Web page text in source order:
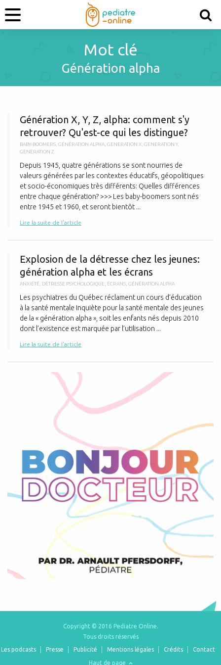
Mot clé
Génération alpha
Génération X, Y, Z, alpha: comment s'y
retrouver? Qu'est-ce qui les distingue?
BABY-BOOMERS GÉNÉRATION ALPHA GENERATION X GENERATION Y,
GENERATION Z
Depuis 1945, quatre générations se sont nourries de
valeurs générées par les contextes éducatifs, géopolitiques
et socio-économiques très différents: Quelles différences
entre chaque génération? >>> Les baby-boomers sont nés
entre 1945 et 1960, et seront bientôt ...
Lire la suite de l'article
Explosion de la détresse chez les jeunes:
génération alpha et les écrans
ANXIÉTÉ DÉTRESSE PSYCHOLOGIQUE ÉCRANS GÉNÉRATION ALPHA
Les psychiatres du Québec réclament un cours d’éducation
à la santé mentale Inquiète pour la santé mentale des jeunes
de la « génération alpha », soit les enfants nés depuis 2010
dont l’existence est marquée par l’utilisation ...
Lire la suite de l'article
Copyright © 2016 Pediatre Online.
Tous droits réservés
Les podcasts
Presse Publicité Mentions légales Crédits Contact
Haut de page